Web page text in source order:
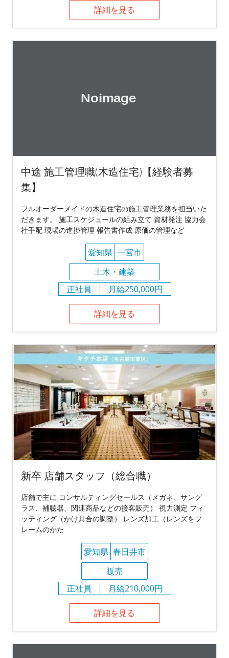
詳細を見る
中途 施工管理職(木造住宅)【経験者募
集】
フルオーダーメイドの木造住宅の施工管理業務を担当いた
だきます。 施工スケジュールの組み立て 資材発注 協力会
社手配 現場の進捗管理 報告書作成 原価の管理など
愛知県 一宮市
土木・建築
正社員
月給250,000円
詳細を見る
新卒 店舗スタッフ（総合職）
店舗で主に コンサルティングセールス（メガネ、サング
ラス、補聴器、関連商品などの接客販売） 視力測定 フィ
ッティング（かけ具合の調整） レンズ加工（レンズをフ
レームのかた
愛知県 春日井市
販売
正社員
月給210,000円
詳細を見る